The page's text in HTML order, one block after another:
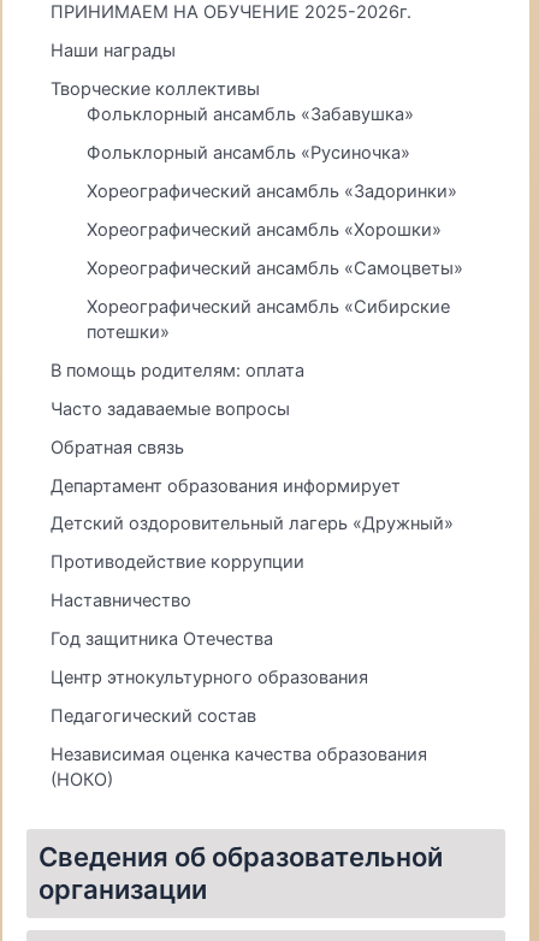
ПРИНИМАЕМ НА ОБУЧЕНИЕ 2025-2026г.
Наши награды
Творческие коллективы
Фольклорный ансамбль «Забавушка»
Фольклорный ансамбль «Русиночка»
Хореографический ансамбль «Задоринки»
Хореографический ансамбль «Хорошки»
Хореографический ансамбль «Самоцветы»
Хореографический ансамбль «Сибирские
потешки»
В помощь родителям: оплата
Часто задаваемые вопросы
Обратная связь
Департамент образования информирует
Детский оздоровительный лагерь «Дружный»
Противодействие коррупции
Наставничество
Год защитника Отечества
Центр этнокультурного образования
Педагогический состав
Независимая оценка качества образования
(НОКО)
Сведения об образовательной
организации